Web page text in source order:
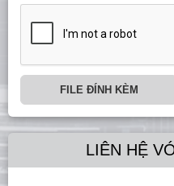
FILE ĐÍNH KÈM
LIÊN HỆ